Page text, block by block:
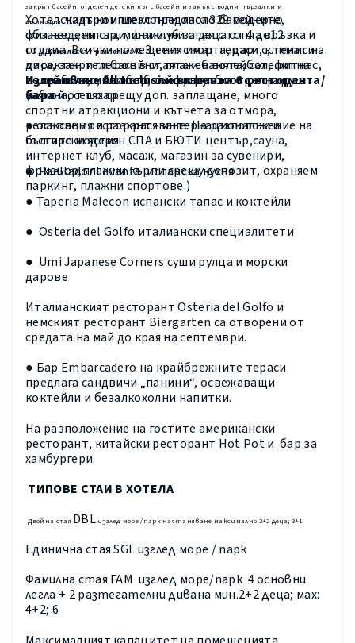
закрит басейн, отделен детски кът с басейн и замък с водни пързалки и
анимация,чадъри и шезлонги около басейните,
фитнес център, миниклуб за деца от 4 до12
годКомплексът разполагас 3 тенис корта, дартс, тенис на
маса, закрити басейни, плажен волейбол, фитнес,
волейболно, баскетболно и футболно игрище
(някой от тях срещу доп. заплащане, много
спортни атракциони и кътчета за отмора,
релаксация и разкрасяване. На разположение на
гостите модерен СПА и БЮТИ център,сауна,
интернет клуб, масаж, магазин за сувенири,
фризьор,плажни кърпи срещу депозит, охраняем
паркинг, плажни спортове.)
Хотелският комплекс предлага 329 модерно
обзаведени стаи, фамилни стаи с топла връзка и
студиа. Всички помещения имат тераси, климатик,
директен телефон в стаята и банята, сателитна
телевизия, мини бар, сейф, вана и отделна душ
кабина, сешоар.
ИзхранванеAll Inclusiveвключва 6 ресторанта/
бара
● основен ресторант - интернационални и
български ястия
●Paellador Levanteиспанска кухня
● Taperia Malecon испански тапас и коктейли
● Osteria del Golfo италиански специалитети
● Umi Japanese Corners суши рулца и морски
дарове
Италианският ресторант Osteria del Golfo и
немският ресторант Biergarten са отворени от
средата на май до края на септември.
● Бар Embarcadero на крайбрежните тераси
предлага сандвичи „панини“, освежаващи
коктейли и безалкохолни напитки.
На разположение на гостите американски
ресторант, китайски ресторант Hot Potи бар за
хамбургери.
ТИПОВЕ СТАИ В ХОТЕЛА
Двойна стая DBL изглед море /парк настаняване максимално 2+2 деца; 3+1
Единична стаяSGLизглед море / парк
Фамилна стая FAM изглед море/парк 4 основни
легла + 2 разтегателни дивана мин.2+2 деца; мах:
4+2; 6